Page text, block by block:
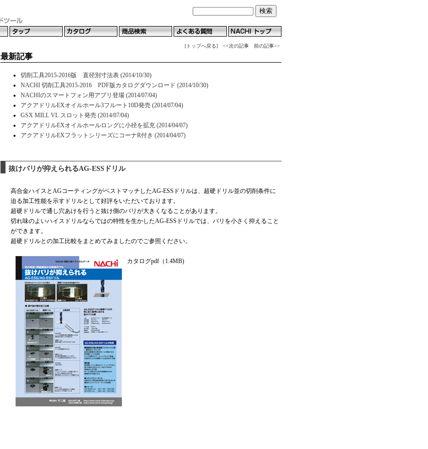
[トップへ戻る] <<次の記事 前の記事>>
最新記事
切削工具2015-2016版 直径別寸法表 (2014/10/30)
NACHI 切削工具2015-2016 PDF版カタログダウンロード (2014/10/30)
NACHIのスマートフォン用アプリ登場 (2014/07/04)
アクアドリルEXオイルホール3フルート10D発売 (2014/07/04)
GSX MILL VL スロット発売 (2014/07/04)
アクアドリルEXオイルホールロングに小径を拡充 (2014/04/07)
アクアドリルEXフラットシリーズにコーナR付き (2014/04/07)
抜けバリが抑えられるAG-ESSドリル
高合金ハイスとAGコーティングがベストマッチしたAG-ESSドリルは、超硬ドリル並の切削条件に
迫る加工性能を示すドリルとして好評をいただいております。
超硬ドリルで通し穴あけを行うと抜け側のバリが大きくなることがあります。
切れ味のよいハイスドリルならではの特性を生かしたAG-ESSドリルでは、バリを小さく抑えること
ができます。
超硬ドリルとの加工比較をまとめてみましたのでご参照ください。
カタログpdf（1.4MB)